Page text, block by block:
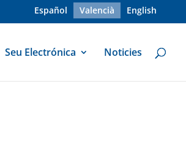
Español Valencià English
Seu Electrónica Noticies